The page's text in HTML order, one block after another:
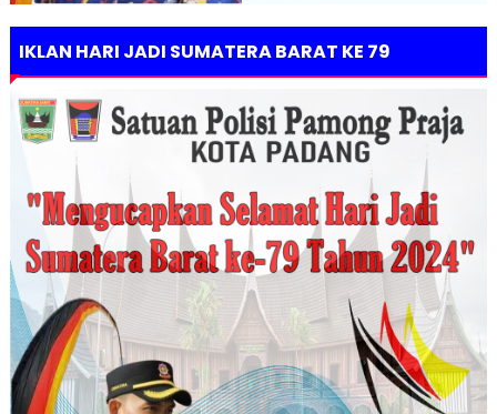
IKLAN HARI JADI SUMATERA BARAT KE 79